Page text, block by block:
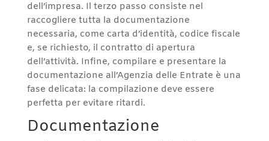
dell’impresa. Il terzo passo consiste nel
raccogliere tutta la documentazione
necessaria, come carta d’identità, codice fiscale
e, se richiesto, il contratto di apertura
dell’attività. Infine, compilare e presentare la
documentazione all’Agenzia delle Entrate è una
fase delicata: la compilazione deve essere
perfetta per evitare ritardi.
Documentazione